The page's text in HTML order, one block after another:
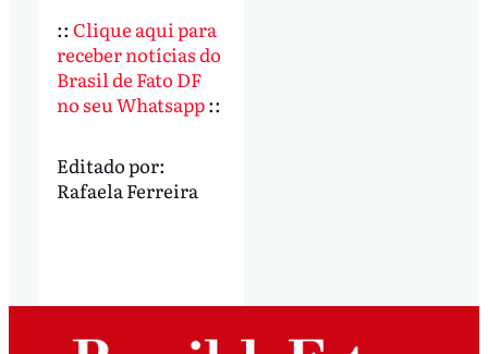
:: Clique aqui para
receber notícias do
Brasil de Fato DF
no seu Whatsapp::
Editado por:
Rafaela Ferreira